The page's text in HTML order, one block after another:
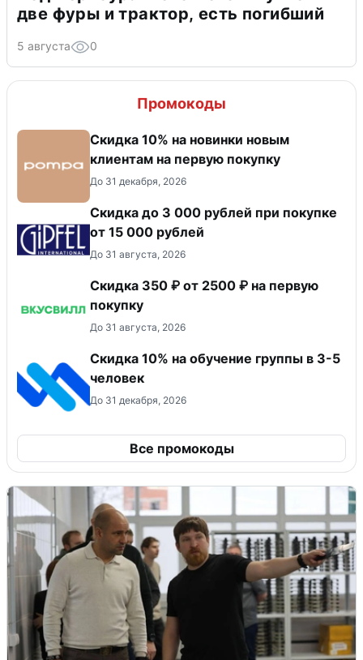
две фуры и трактор, есть погибший
5 августа 0
Промокоды
Скидка 10% на новинки новым
клиентам на первую покупку
До 31 декабря, 2026
Скидка до 3 000 рублей при покупке
от 15 000 рублей
До 31 августа, 2026
Скидка 350 ₽ от 2500 ₽ на первую
покупку
До 31 августа, 2026
Скидка 10% на обучение группы в 3-5
человек
До 31 декабря, 2026
Все промокоды